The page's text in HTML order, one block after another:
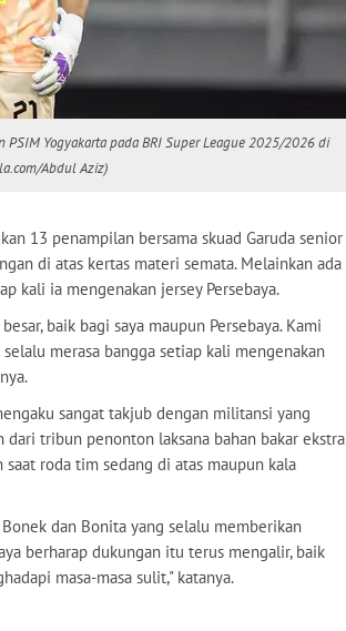
Yogyakarta pada BRI Super League 2025/2026 di
Abdul Aziz)
13 penampilan bersama skuad Garuda senior
di atas kertas materi semata. Melainkan ada
kali ia mengenakan jersey Persebaya.
baik bagi saya maupun Persebaya. Kami
merasa bangga setiap kali mengenakan
sangat takjub dengan militansi yang
tribun penonton laksana bahan bakar ekstra
roda tim sedang di atas maupun kala
dan Bonita yang selalu memberikan
berharap dukungan itu terus mengalir, baik
masa-masa sulit," katanya.